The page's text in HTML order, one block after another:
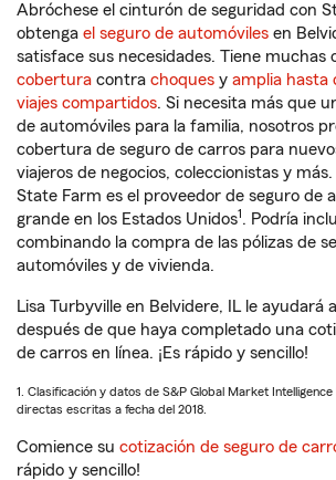
Abróchese el cinturón de seguridad con
obtenga el seguro de automóviles en
satisface sus necesidades. Tiene muchas
cobertura contra choques y amplia hasta
viajes compartidos. Si necesita más que
de automóviles para la familia, nosotros
cobertura de seguro de carros para
viajeros de negocios, coleccionistas y
State Farm es el proveedor de seguro de
grande en los Estados Unidos1. Podría
combinando la compra de las pólizas de
automóviles y de vivienda.
Lisa Turbyville en Belvidere, IL le ayudará
después de que haya completado una
de carros en línea. ¡Es rápido y sencillo!
1. Clasificación y datos de S&P Global Market
directas escritas a fecha del 2018.
Comience su cotización de seguro de
rápido y sencillo!